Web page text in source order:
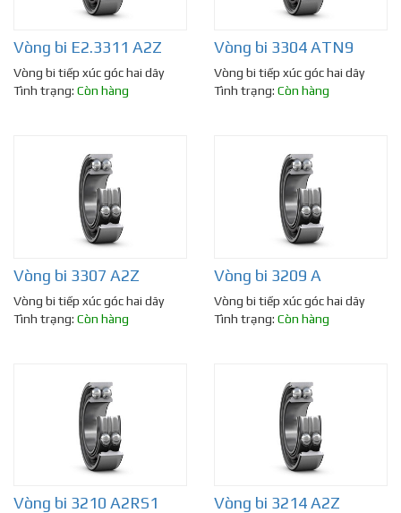
Vòng bi E2.3311 A2Z
Vòng bi tiếp xúc góc hai dãy
Tình trạng: Còn hàng
Vòng bi 3304 ATN9
Vòng bi tiếp xúc góc hai dãy
Tình trạng: Còn hàng
Vòng bi 3307 A2Z
Vòng bi tiếp xúc góc hai dãy
Tình trạng: Còn hàng
Vòng bi 3209 A
Vòng bi tiếp xúc góc hai dãy
Tình trạng: Còn hàng
Vòng bi 3210 A2RS1 Vòng bi 3214 A2Z